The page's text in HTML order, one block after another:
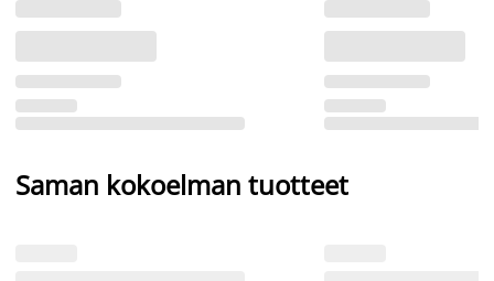
Saman kokoelman tuotteet